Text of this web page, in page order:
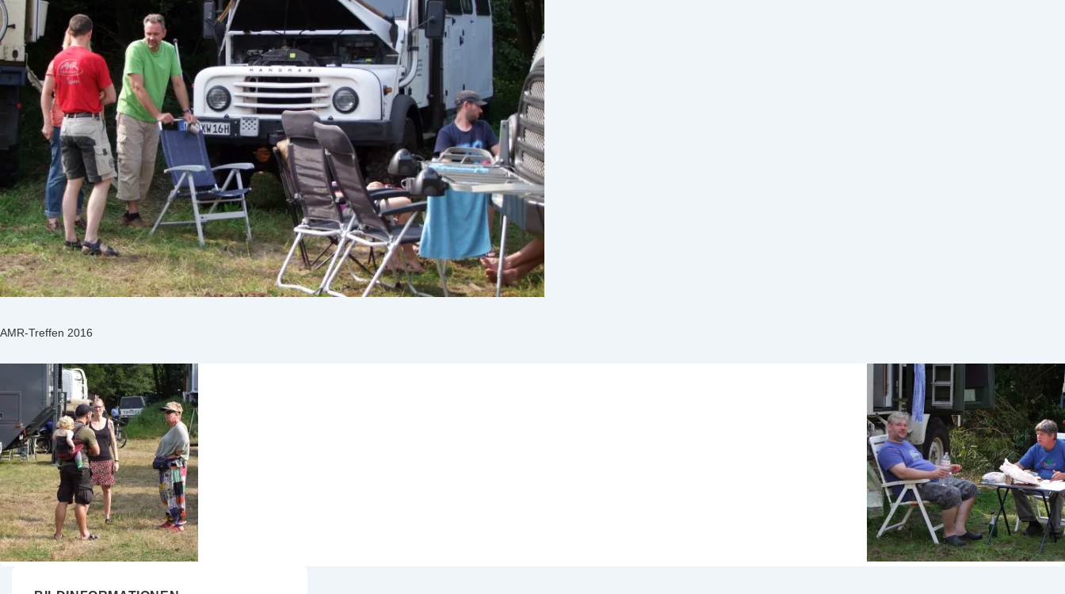
AMR-Treffen 2016